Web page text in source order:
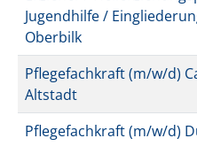
Jugendhilfe /
Oberbilk
Pflegefachkraft (m/w/d)
Altstadt
Pflegefachkraft (m/w/d)